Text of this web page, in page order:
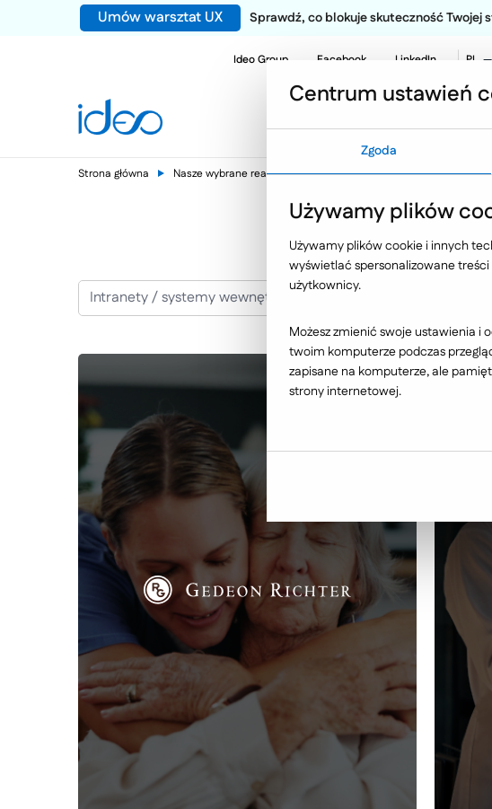
Umów warsztat UX Sprawdź, co blokuje skuteczność Twojej
Ideo Group Facebook LinkedIn
PL
EN
NO
Strona główna Nasze wybrane realizacje Intranety / systemy wewnętrzne
Intranety / systemy wewnętrzne
Centrum ustawień
Zgoda
Używamy plików
Używamy plików cookie i innych
wyświetlać spersonalizowane
użytkownicy.
Możesz zmienić swoje ustawienia
twoim komputerze podczas
zapisane na komputerze, ale
strony internetowej.